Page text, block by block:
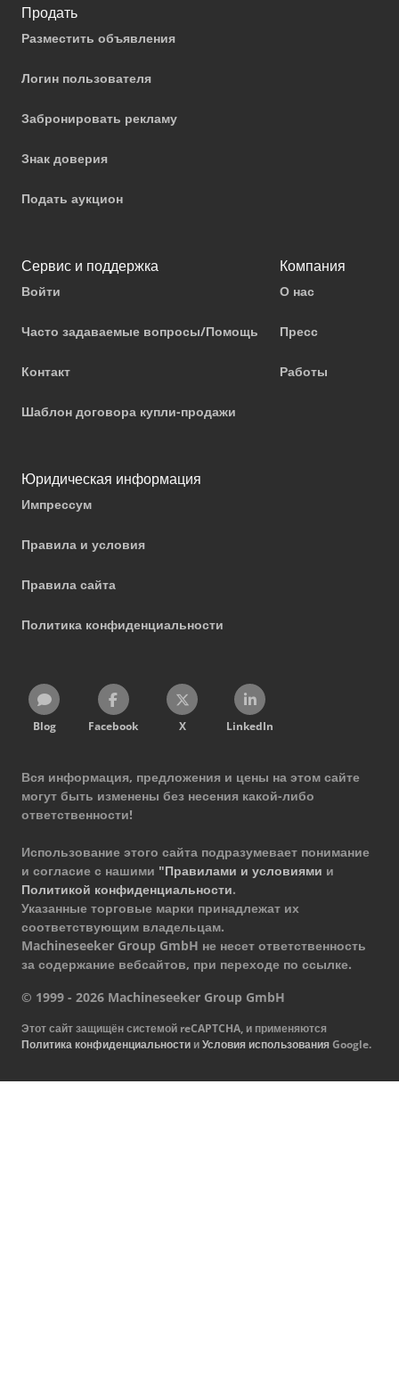
Продать
Разместить объявления
Логин пользователя
Забронировать рекламу
Знак доверия
Подать аукцион
Сервис и поддержка
Войти
Часто задаваемые вопросы/Помощь
Контакт
Шаблон договора купли-продажи
Компания
О нас
Пресс
Работы
Юридическая информация
Импрессум
Правила и условия
Правила сайта
Политика конфиденциальности
Blog Facebook X LinkedIn
Вся информация, предложения и цены на этом сайте
могут быть изменены без несения какой-либо
ответственности!
Использование этого сайта подразумевает понимание
и согласие с нашими "Правилами и условиями и
Политикой конфиденциальности.
Указанные торговые марки принадлежат их
соответствующим владельцам.
Machineseeker Group GmbH не несет ответственность
за содержание вебсайтов, при переходе по ссылке.
© 1999 - 2026 Machineseeker Group GmbH
Этот сайт защищён системой reCAPTCHA, и применяются
Политика конфиденциальности иУсловия использованияGoogle.